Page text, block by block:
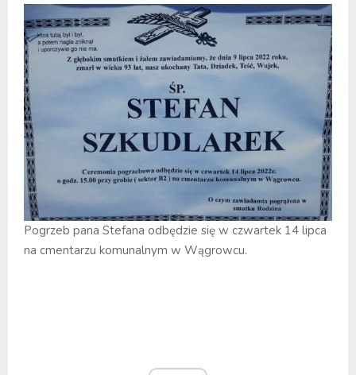
Pogrzeb pana Stefana odbędzie się w czwartek 14 lipca
na cmentarzu komunalnym w Wągrowcu.